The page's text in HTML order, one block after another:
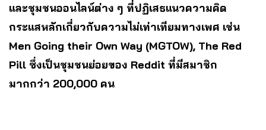
และชุมชนออนไลน์ต่าง ๆ ที่ปฏิเสธแนวความคิด
กระแสหลักเกี่ยวกับความไม่เท่าเทียมทางเพศ เช่น
Men Going their Own Way (MGTOW), The Red
Pill ซึ่งเป็นชุมชนย่อยของ Reddit ที่มีสมาชิก
มากกว่า 200,000 คน